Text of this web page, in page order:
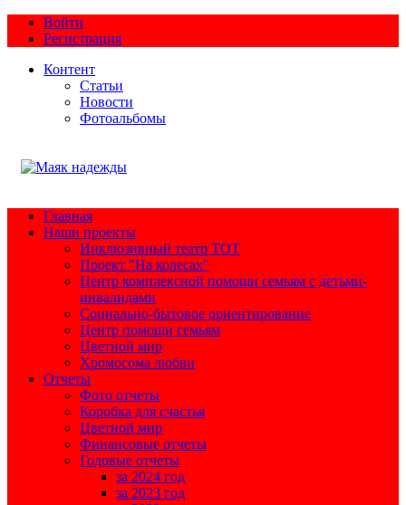
Войти
Регистрация
Контент
Статьи
Новости
Фотоальбомы
Главная
Наши проекты
Инклюзивный театр ТОТ
Проект "На колесах"
Центр комплексной помощи семьям с детьми-
инвалидами
Социально-бытовое ориентирование
Центр помощи семьям
Цветной мир
Хромосома любви
Отчеты
Фото отчеты
Коробка для счастья
Цветной мир
Финансовые отчеты
Годовые отчеты
за 2024 год
за 2023 год